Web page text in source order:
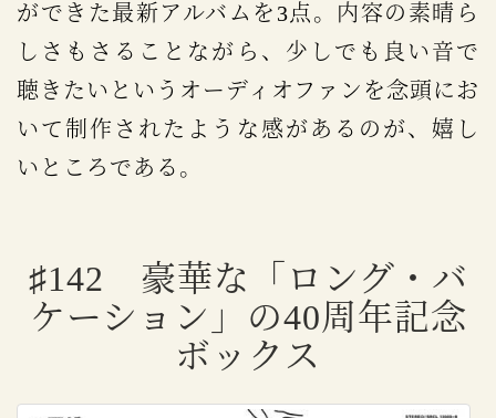
ができた最新アルバムを3点。内容の素晴ら
しさもさることながら、少しでも良い音で
聴きたいというオーディオファンを念頭にお
いて制作されたような感があるのが、嬉し
いところである。
♯142 豪華な「ロング・バ
ケーション」の40周年記念
ボックス